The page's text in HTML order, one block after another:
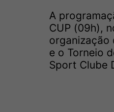
A
CUP (09h),
organização
e o Torneio
Sport Clube